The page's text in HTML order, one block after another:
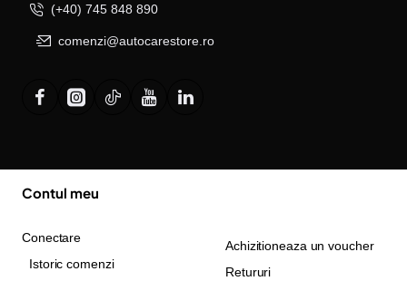
(+40) 745 848 890
comenzi@autocarestore.ro
Contul meu
Conectare
Istoric comenzi
Achizitioneaza un voucher
Retururi